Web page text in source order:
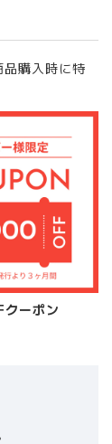
購入時に特
ーポン